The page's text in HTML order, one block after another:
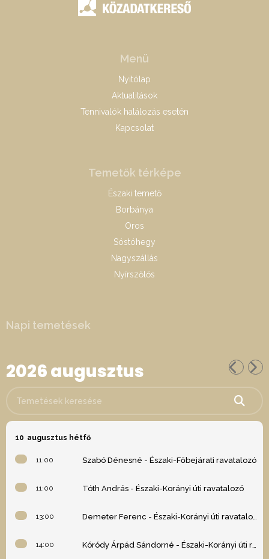
Menü
Nyitólap
Aktualitások
Tennivalók halálozás esetén
Kapcsolat
Temetők térképe
Északi temető
Borbánya
Oros
Sóstóhegy
Nagyszállás
Nyírszőlős
Napi temetések
2026 augusztus
10 augusztus hétfő
11:00 Szabó Dénesné - Északi-Főbejárati ravatalozó
11:00 Tóth András - Északi-Korányi úti ravatalozó
13:00 Demeter Ferenc - Északi-Korányi úti ravatalozó
14:00 Kóródy Árpád Sándorné - Északi-Korányi úti ravatalozó